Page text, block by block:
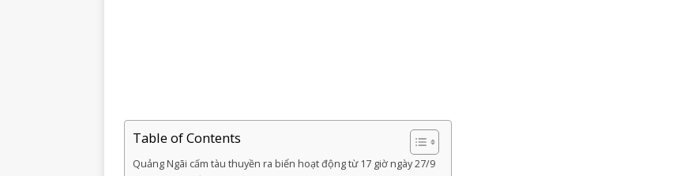
Table of Contents
Quảng Ngãi cấm tàu thuyền ra biển hoạt động từ 17 giờ ngày 27/9